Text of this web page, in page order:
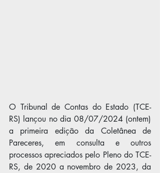
O Tribunal de Contas do Estado (TCE-
RS) lançou no dia 08/07/2024 (ontem)
a primeira edição da Coletânea de
Pareceres, em consulta e outros
processos apreciados pelo Pleno do TCE-
RS, de 2020 a novembro de 2023, da